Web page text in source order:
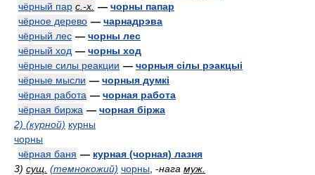
чёрный пар с.-х. — чорны папар
чёрное дерево — чарнадрэва
чёрный лес — чорны лес
чёрный ход — чорны ход
чёрные силы реакции — чорныя сілы рэакцыі
чёрные мысли — чорныя думкі
чёрная работа — чорная работа
чёрная биржа — чорная біржа
2) (курной) курны
чорны
чёрная баня — курная (чорная) лазня
3) сущ. (темнокожий) чорны -нага муж.